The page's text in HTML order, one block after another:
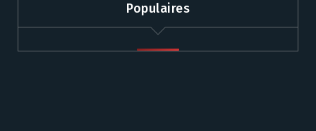
Populaires